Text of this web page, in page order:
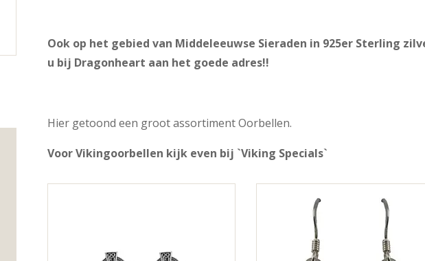
Ook op het gebied van Middeleeuwse Sieraden in 925er Sterling
u bij Dragonheart aan het goede adres!!
Hier getoond een groot assortiment Oorbellen.
Voor Vikingoorbellen kijk even bij `Viking Specials`